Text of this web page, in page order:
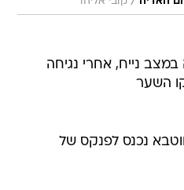
נייח, אחרי נגיחה
השער
נכנס לפנקס של